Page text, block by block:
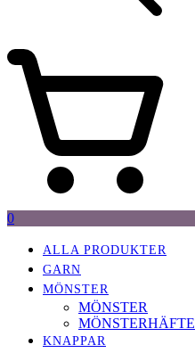
0
ALLA PRODUKTER
GARN
MÖNSTER
MÖNSTER
MÖNSTERHÄFTE
KNAPPAR